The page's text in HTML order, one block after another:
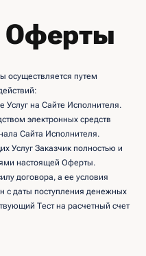
Оферты
осуществляется путем
Услуг на Сайте Исполнителя.
электронных средств
Сайта Исполнителя.
Услуг Заказчик полностью и
настоящей Оферты.
договора, а ее условия
с даты поступления денежных
Тест на расчетный счет